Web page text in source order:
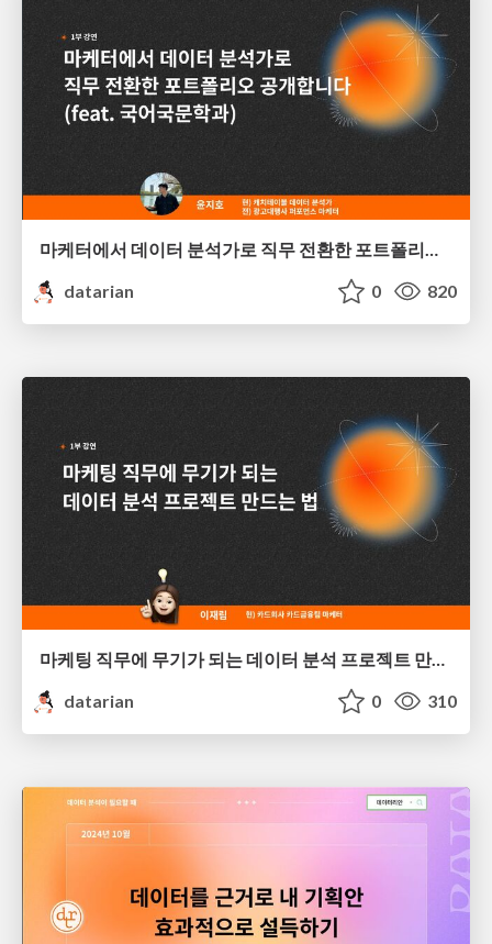
마케터에서 데이터 분석가로 직무 전환한 포트폴리오 공개합니다 (feat. 국어국문학과) | 윤지호
datarian
0 820
마케팅 직무에 무기가 되는 데이터 분석 프로젝트 만드는 법 | 이재림
datarian
0 310